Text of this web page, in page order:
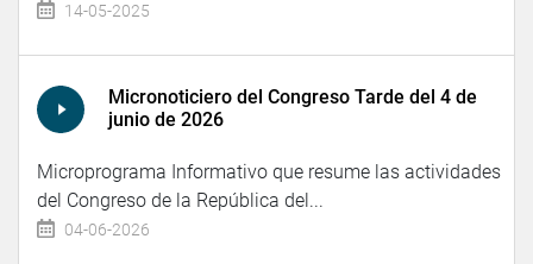
14-05-2025
Micronoticiero del Congreso Tarde del 4 de
junio de 2026
Microprograma Informativo que resume las actividades
del Congreso de la República del...
04-06-2026